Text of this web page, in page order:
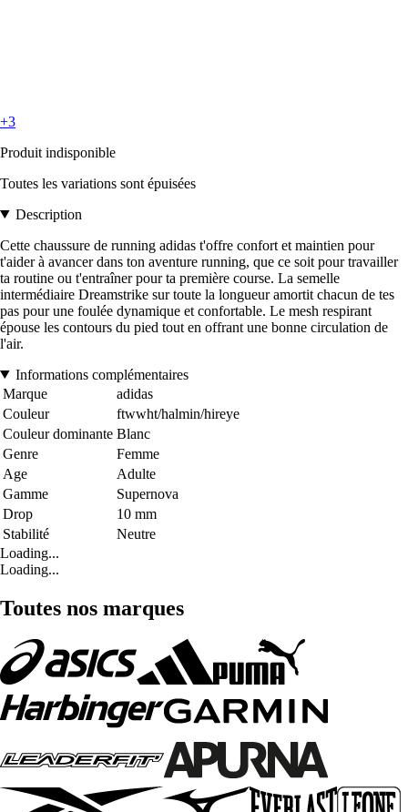
+3
Produit indisponible
Toutes les variations sont épuisées
Description
Cette chaussure de running adidas t'offre confort et maintien pour
t'aider à avancer dans ton aventure running, que ce soit pour travailler
ta routine ou t'entraîner pour ta première course. La semelle
intermédiaire Dreamstrike sur toute la longueur amortit chacun de tes
pas pour une foulée dynamique et confortable. Le mesh respirant
épouse les contours du pied tout en offrant une bonne circulation de
l'air.
Informations complémentaires
Marque
adidas
Couleur
ftwwht/halmin/hireye
Couleur dominante Blanc
Genre
Femme
Age
Adulte
Gamme
Supernova
Drop
10 mm
Stabilité
Neutre
Loading...
Loading...
Toutes nos marques